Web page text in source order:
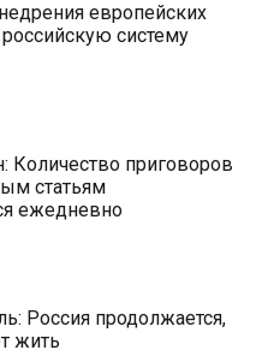
европейских
систему
Количество приговоров
статьям
ежедневно
Россия продолжается,
жить